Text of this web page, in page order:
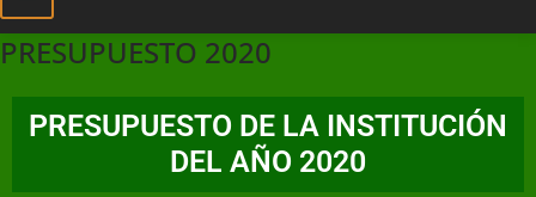
PRESUPUESTO 2020
PRESUPUESTO DE LA INSTITUCIÓN
DEL AÑO 2020